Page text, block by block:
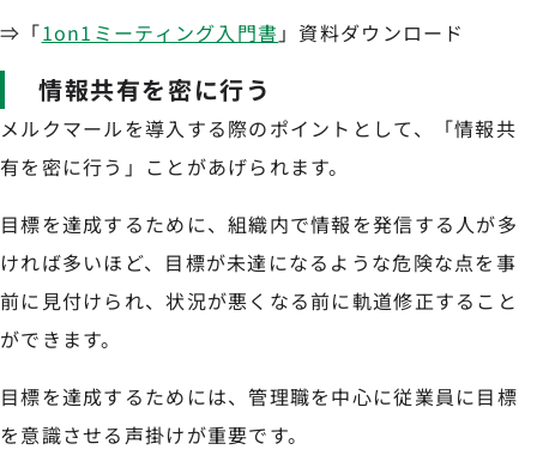
⇒「1on1ミーティング入門書 」資料ダウンロード
情報共有を密に行う
メルクマールを導入する際のポイントとして、「情報共
有を密に行う」ことがあげられます。
目標を達成するために、組織内で情報を発信する人が多
ければ多いほど、目標が未達になるような危険な点を事
前に見付けられ、状況が悪くなる前に軌道修正すること
ができます。
目標を達成するためには、管理職を中心に従業員に目標
を意識させる声掛けが重要です。